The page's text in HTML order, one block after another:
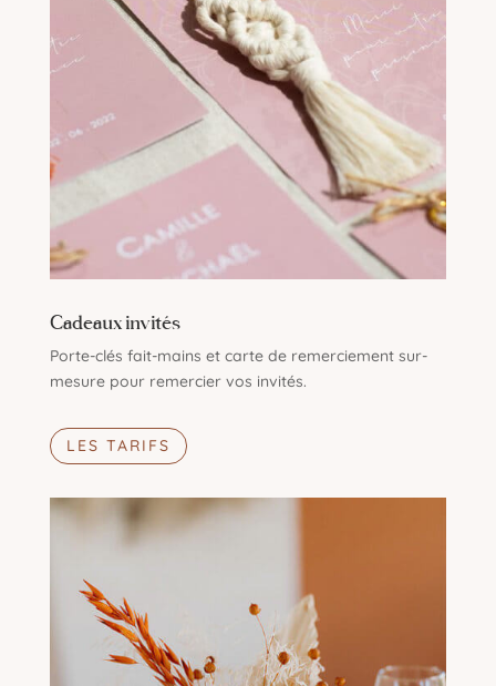
Cadeaux invités
Porte-clés fait-mains et carte de remerciement sur-
mesure pour remercier vos invités.
LES TARIFS